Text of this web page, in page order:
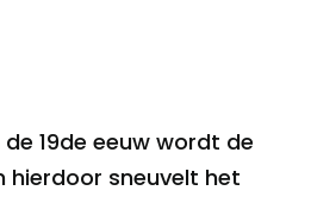
19de eeuw wordt de
hierdoor sneuvelt het